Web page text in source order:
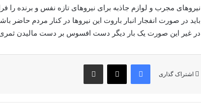
نیروهای مجرب و لوازم جاذبه برای نیروهای تازه نفس و برنده را
باید در صورت انفجار انبار باروت این نیروها در کنار مردم حاضر
در غیر این صورت یک بار دیگر دست افسوس بر دست مالیدن ثمری
اشتراک گذاری
فیس بوک X اشتراک گذاری از طریق ایمیل